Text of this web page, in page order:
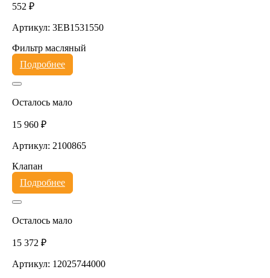
552 ₽
Артикул: 3EB1531550
Фильтр масляный
Подробнее
Осталось мало
15 960 ₽
Артикул: 2100865
Клапан
Подробнее
Осталось мало
15 372 ₽
Артикул: 12025744000